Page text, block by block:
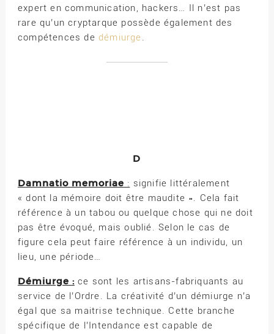
expert en communication, hackers… Il n’est pas
rare qu’un cryptarque possède également des
compétences de démiurge .
D
Damnatio memoriae : signifie littéralement
« dont la mémoire doit être maudite ». Cela fait
référence à un tabou ou quelque chose qui ne doit
pas être évoqué, mais oublié. Selon le cas de
figure cela peut faire référence à un individu, un
lieu, une période…
Démiurge :ce sont les artisans-fabriquants au
service de l’Ordre. La créativité d’un démiurge n’a
égal que sa maitrise technique. Cette branche
spécifique de l’Intendance est capable de